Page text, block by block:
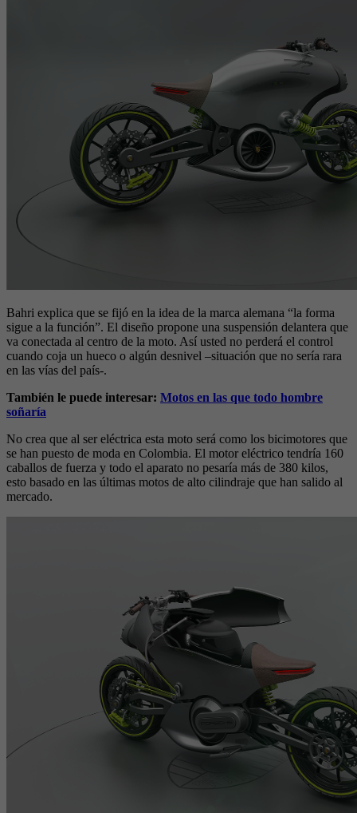
Bahri explica que se fijó en la idea de la marca alemana “la forma
sigue a la función”. El diseño propone una suspensión delantera que
va conectada al centro de la moto. Así usted no perderá el control
cuando coja un hueco o algún desnivel –situación que no sería rara
en las vías del país-.
También le puede interesar: Motos en las que todo hombre
soñaría
No crea que al ser eléctrica esta moto será como los bicimotores que
se han puesto de moda en Colombia. El motor eléctrico tendría 160
caballos de fuerza y todo el aparato no pesaría más de 380 kilos,
esto basado en las últimas motos de alto cilindraje que han salido al
mercado.